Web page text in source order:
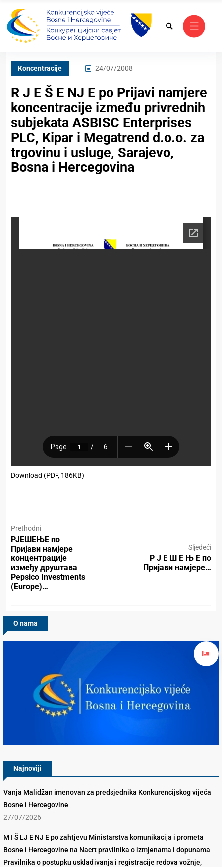
Koncentracije 24/07/2008
R J E Š E NJ E po Prijavi namjere
koncentracije između privrednih
subjekata ASBISC Enterprises
PLC, Kipar i Megatrend d.o.o. za
trgovinu i usluge, Sarajevo,
Bosna i Hercegovina
Download (PDF, 186KB)
Prethodni
РЈЕШЕЊЕ по
Пријави намјере
концентрације
између друштава
Pepsico Investments
(Europe)…
Sljedeći
Р Ј Е Ш Е Њ Е по
Пријави намјере…
O nama
Najnoviji
Vanja Malidžan imenovan za predsjednika Konkurencijskog vijeća
Bosne i Hercegovine
27/07/2026
M I Š LJ E NJ E po zahtjevu Ministarstva komunikacija i prometa
Bosne i Hercegovine na Nacrt pravilnika o izmjenama i dopunama
Pravilnika o postupku usklađivanja i registracije redova vožnje,